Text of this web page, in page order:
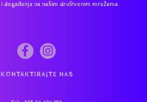
događanja na našim društvenim mrežama.
KONTAKTIRAJTE NAS